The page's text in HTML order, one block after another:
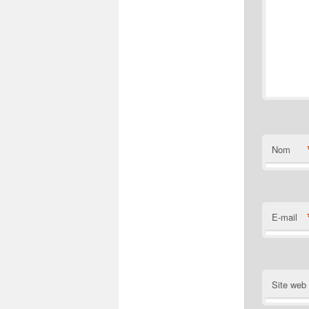
Nom
E-mail
Site web